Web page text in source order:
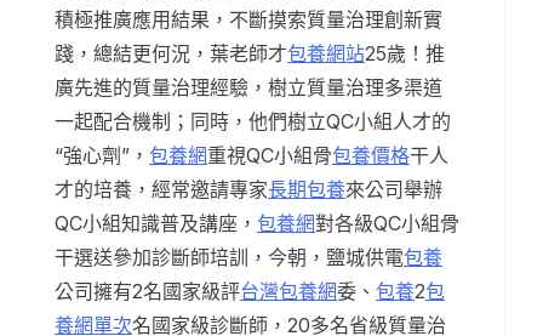
積極推廣應用結果，不斷摸索質量治理創新實
踐，總結更何況，葉老師才包養網站25歲！推
廣先進的質量治理經驗，樹立質量治理多渠道
一起配合機制；同時，他們樹立QC小組人才的
“強心劑”， 包養網重視QC小組骨包養價格干人
才的培養，經常邀請專家長期包養來公司舉辦
QC小組知識普及講座， 包養網對各級QC小組骨
干選送參加診斷師培訓，今朝，鹽城供電包養
公司擁有2名國家級評台灣包養網委、 包養2包
養網單次名國家級診斷師，20多名省級質量治